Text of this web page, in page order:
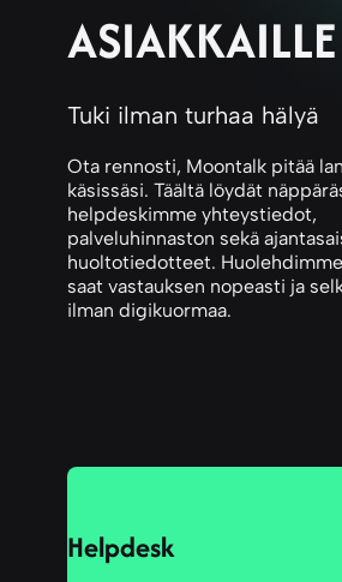
ASIAKKAILLE
Tuki ilman turhaa hälyä
Ota rennosti, Moontalk pitää
käsissäsi. Täältä löydät
helpdeskimme yhteystiedot,
palveluhinnaston sekä
huoltotiedotteet.
saat vastauksen nopeasti ja
ilman digikuormaa.
Helpdesk